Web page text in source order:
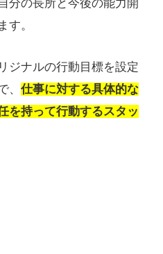
分の長所と今後の能力開
す。
ジナルの行動目標を設定
、仕事に対する具体的な
を持って行動するスタッ